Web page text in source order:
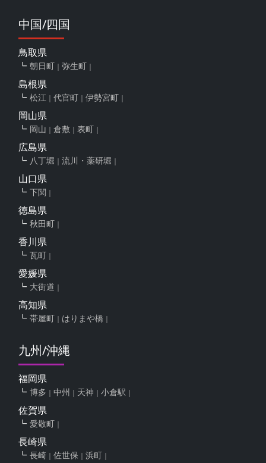
中国/四国
鳥取県
朝日町 弥生町
島根県
松江 代官町 伊勢宮町
岡山県
岡山 倉敷 表町
広島県
八丁堀 流川・薬研堀
山口県
下関
徳島県
秋田町
香川県
瓦町
愛媛県
大街道
高知県
帯屋町 はりまや橋
九州/沖縄
福岡県
博多 中州 天神 小倉駅
佐賀県
愛敬町
長崎県
長崎 佐世保 浜町